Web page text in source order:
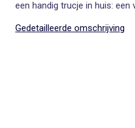
een handig trucje in huis:
Gedetailleerde omschrijving